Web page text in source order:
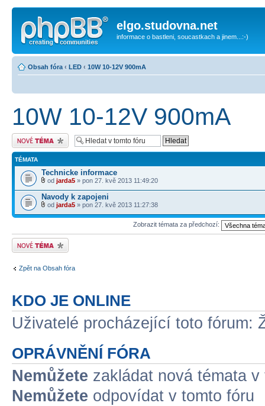
elgo.studovna.net
informace o bastleni, soucastkach a jinem...:-)
Obsah fóra ‹ LED ‹ 10W 10-12V 900mA
10W 10-12V 900mA
Odeslat nové téma
TÉMATA
Technicke informace
od jarda5 » pon 27. kvě 2013 11:49:20
Navody k zapojeni
od jarda5 » pon 27. kvě 2013 11:27:38
Zobrazit témata za předchozí:
Odeslat nové téma
Zpět na Obsah fóra
KDO JE ONLINE
Uživatelé procházející toto fórum:
OPRÁVNĚNÍ FÓRA
Nemůžete zakládat nová témata v
Nemůžete odpovídat v tomto fóru